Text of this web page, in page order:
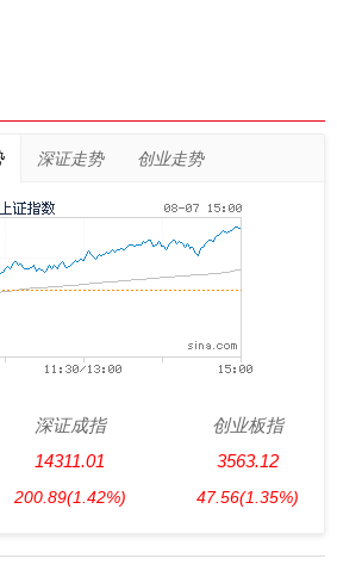
深证走势 创业走势
深证成指
14311.01
200.89(1.42%)
创业板指
3563.12
47.56(1.35%)